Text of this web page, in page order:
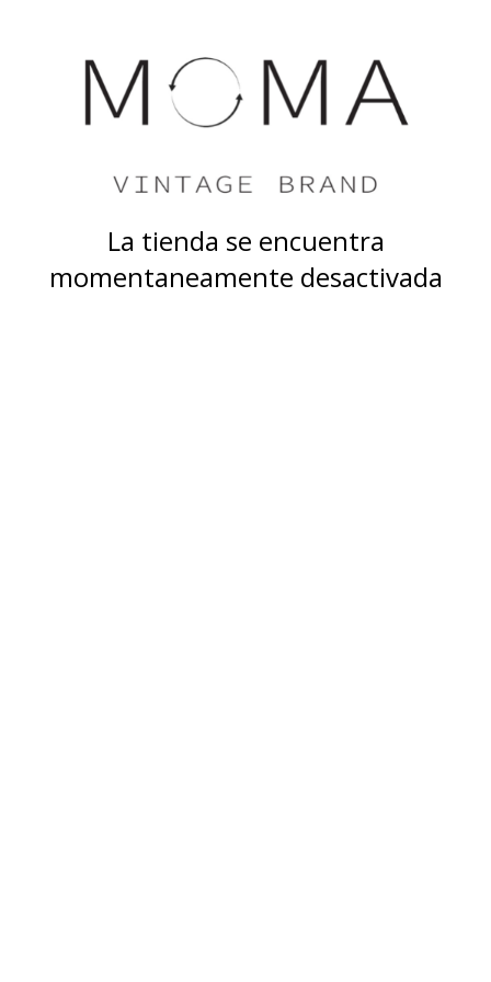
La tienda se encuentra
momentaneamente desactivada